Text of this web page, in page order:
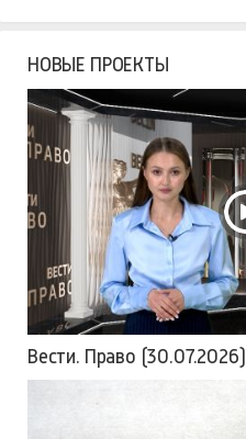
НОВЫЕ ПРОЕКТЫ
Вести. Право (30.07.2026)